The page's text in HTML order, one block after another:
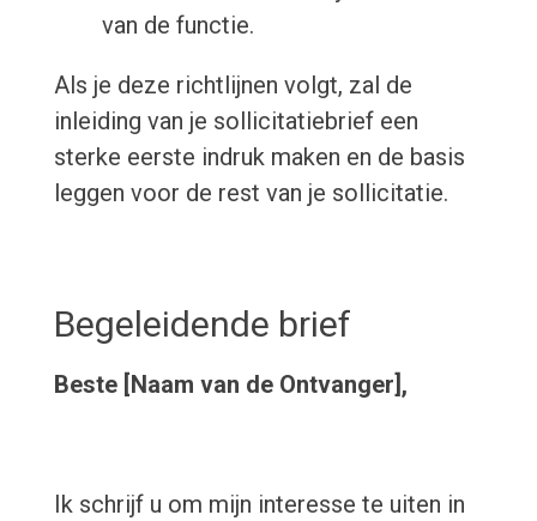
van de functie.
Als je deze richtlijnen volgt, zal de
inleiding van je sollicitatiebrief een
sterke eerste indruk maken en de basis
leggen voor de rest van je sollicitatie.
Begeleidende brief
Beste [Naam van de Ontvanger],
Ik schrijf u om mijn interesse te uiten in